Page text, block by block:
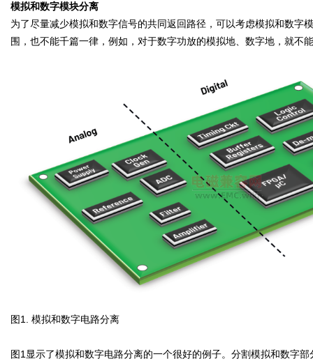
模拟和数字模块分离
为了尽量减少模拟和数字信号的共同返回路径，可以考虑模拟和数
围，也不能千篇一律，例如，对于数字功放的模拟地、数字地，就不
图1. 模拟和数字电路分离
图1显示了模拟和数字电路分离的一个很好的例子。分割模拟和数字